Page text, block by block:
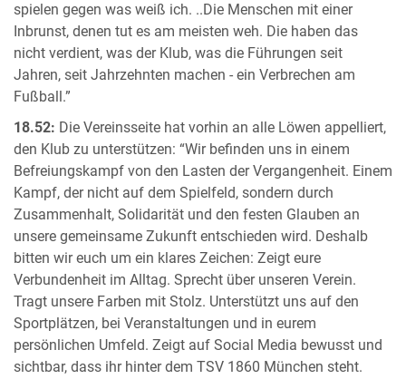
spielen gegen was weiß ich. ..Die Menschen mit einer
Inbrunst, denen tut es am meisten weh. Die haben das
nicht verdient, was der Klub, was die Führungen seit
Jahren, seit Jahrzehnten machen - ein Verbrechen am
Fußball.”
18.52: Die Vereinsseite hat vorhin an alle Löwen appelliert,
den Klub zu unterstützen: “Wir befinden uns in einem
Befreiungskampf von den Lasten der Vergangenheit. Einem
Kampf, der nicht auf dem Spielfeld, sondern durch
Zusammenhalt, Solidarität und den festen Glauben an
unsere gemeinsame Zukunft entschieden wird. Deshalb
bitten wir euch um ein klares Zeichen: Zeigt eure
Verbundenheit im Alltag. Sprecht über unseren Verein.
Tragt unsere Farben mit Stolz. Unterstützt uns auf den
Sportplätzen, bei Veranstaltungen und in eurem
persönlichen Umfeld. Zeigt auf Social Media bewusst und
sichtbar, dass ihr hinter dem TSV 1860 München steht.